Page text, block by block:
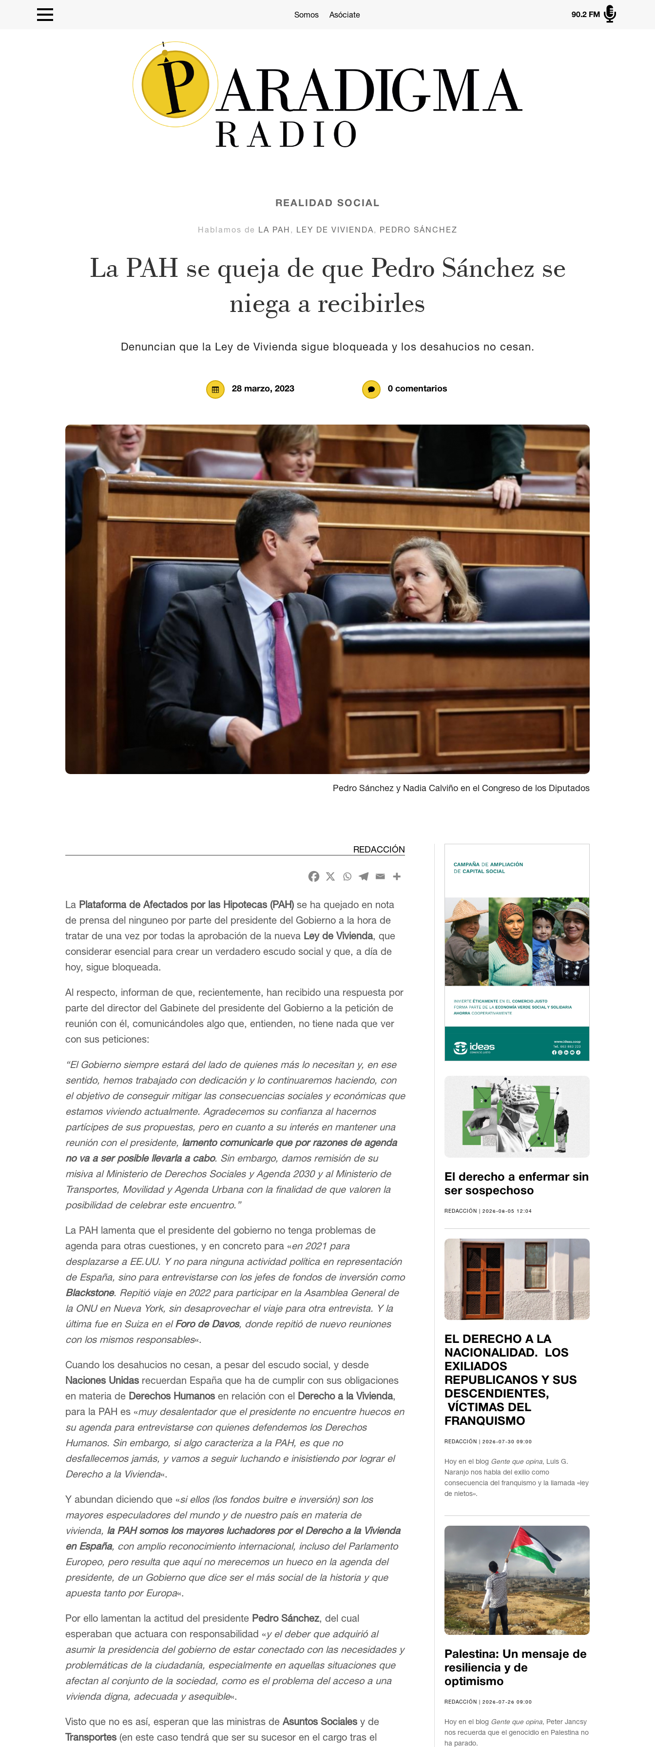
Somos Asóciate 
90.2 FM
REALIDAD SOCIAL
Hablamos de LA PAH , LEY DE VIVIENDA, PEDRO SÁNCHEZ
La PAH se queja de que Pedro Sánchez se
niega a recibirles
Denuncian que la Ley de Vivienda sigue bloqueada y los desahucios no cesan.
 28 marzo, 2023  0 comentarios
Pedro Sánchez y Nadia Calviño en el Congreso de los Diputados
REDACCIÓN
La Plataforma de Afectados por las Hipotecas (PAH) se ha quejado en nota
de prensa del ninguneo por parte del presidente del Gobierno a la hora de
tratar de una vez por todas la aprobación de la nueva Ley de Vivienda, que
considerar esencial para crear un verdadero escudo social y que, a día de
hoy, sigue bloqueada.
Al respecto, informan de que, recientemente, han recibido una respuesta por
parte del director del Gabinete del presidente del Gobierno a la petición de
reunión con él, comunicándoles algo que, entienden, no tiene nada que ver
con sus peticiones:
“El Gobierno siempre estará del lado de quienes más lo necesitan y, en ese
sentido, hemos trabajado con dedicación y lo continuaremos haciendo, con
el objetivo de conseguir mitigar las consecuencias sociales y económicas que
estamos viviendo actualmente. Agradecemos su confianza al hacernos
partícipes de sus propuestas, pero en cuanto a su interés en mantener una
reunión con el presidente, lamento comunicarle que por razones de agenda
no va a ser posible llevarla a cabo. Sin embargo, damos remisión de su
misiva al Ministerio de Derechos Sociales y Agenda 2030 y al Ministerio de
Transportes, Movilidad y Agenda Urbana con la finalidad de que valoren la
posibilidad de celebrar este encuentro.”
La PAH lamenta que el presidente del gobierno no tenga problemas de
agenda para otras cuestiones, y en concreto para «en 2021 para
desplazarse a EE.UU. Y no para ninguna actividad política en representación
de España, sino para entrevistarse con los jefes de fondos de inversión como
Blackstone. Repitió viaje en 2022 para participar en la Asamblea General de
la ONU en Nueva York, sin desaprovechar el viaje para otra entrevista. Y la
última fue en Suiza en elForo de Davos, donde repitió de nuevo reuniones
con los mismos responsables«.
Cuando los desahucios no cesan, a pesar del escudo social, y desde
Naciones Unidas recuerdan España que ha de cumplir con sus obligaciones
en materia de Derechos Humanos en relación con el Derecho a la Vivienda,
para la PAH es «muy desalentador que el presidente no encuentre huecos en
su agenda para entrevistarse con quienes defendemos los Derechos
Humanos. Sin embargo, si algo caracteriza a la PAH, es que no
desfallecemos jamás, y vamos a seguir luchando e inisistiendo por lograr el
Derecho a la Vivienda«.
Y abundan diciendo que «si ellos (los fondos buitre e inversión) son los
mayores especuladores del mundo y de nuestro país en materia de
vivienda, la PAH somos los mayores luchadores por el Derecho a la Vivienda
en España, con amplio reconocimiento internacional, incluso del Parlamento
Europeo, pero resulta que aquí no merecemos un hueco en la agenda del
presidente, de un Gobierno que dice ser el más social de la historia y que
apuesta tanto por Europa«.
Por ello lamentan la actitud del presidente Pedro Sánchez, del cual
esperaban que actuara con responsabilidad «y el deber que adquirió al
asumir la presidencia del gobierno de estar conectado con las necesidades y
problemáticas de la ciudadanía, especialmente en aquellas situaciones que
afectan al conjunto de la sociedad, como es el problema del acceso a una
vivienda digna, adecuada y asequible«.
Visto que no es así, esperan que las ministras deAsuntos Sociales y de
Transportes (en este caso tendrá que ser su sucesor en el cargo tras el
El derecho a enfermar sin
ser sospechoso
REDACCIÓN | 2026-08-05 12:04
EL DERECHO A LA
NACIONALIDAD. LOS
EXILIADOS
REPUBLICANOS Y SUS
DESCENDIENTES,
VÍCTIMAS DEL
FRANQUISMO
REDACCIÓN | 2026-07-30 09:00
Hoy en el blog Gente que opina, Luis G.
Naranjo nos habla del exilio como
consecuencia del franquismo y la llamada «ley
de nietos».
Palestina: Un mensaje de
resiliencia y de
optimismo
REDACCIÓN | 2026-07-26 09:00
Hoy en el blog Gente que opina, Peter Jancsy
nos recuerda que el genocidio en Palestina no
ha parado.